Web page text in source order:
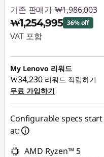
기존 판매가 ₩1,986,003
₩1,254,995 36% off
VAT 포함
즉시 할인: :-
₩731,008
My Lenovo 리워드
₩34,230 리워드 적립하기
무료 가입하기
Configurable specs start
at:
AMD Ryzen™ 5